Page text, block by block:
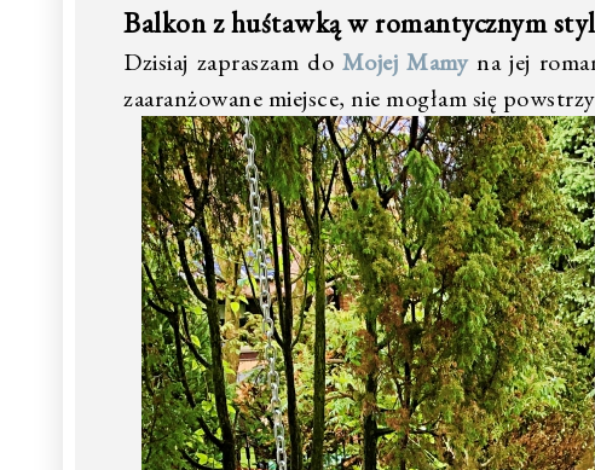
Balkon z huśtawką w romantycznym
Dzisiaj zapraszam do Mojej Mamyna jej
zaaranżowane miejsce, nie mogłam się